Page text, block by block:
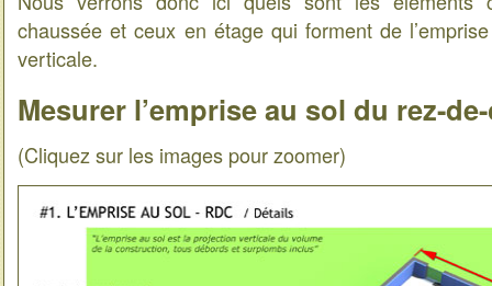
chaussée et ceux en étage qui forment de
verticale.
Mesurer l’emprise au sol du rez-
(Cliquez sur les images pour zoomer)